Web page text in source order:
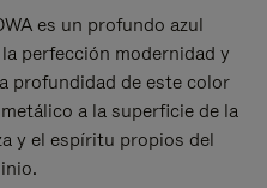
es un profundo azul
perfección modernidad y
profundidad de este color
a la superficie de la
y el espíritu propios del